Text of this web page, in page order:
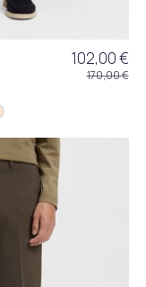
102,00 €
170,00 €